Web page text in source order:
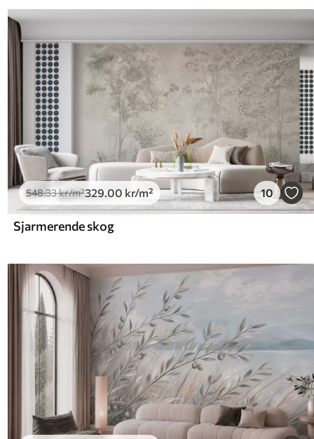
548.33kr/m²329 .00 kr/m² 10
Sjarmerende skog